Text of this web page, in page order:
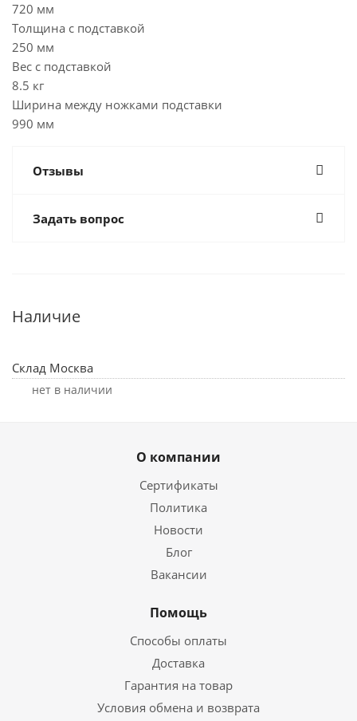
720 мм
Толщина с подставкой
250 мм
Вес с подставкой
8.5 кг
Ширина между ножками подставки
990 мм
Отзывы
Задать вопрос
Наличие
Склад Москва
Нет в наличии
О компании
Сертификаты
Политика
Новости
Блог
Вакансии
Помощь
Способы оплаты
Доставка
Гарантия на товар
Условия обмена и возврата